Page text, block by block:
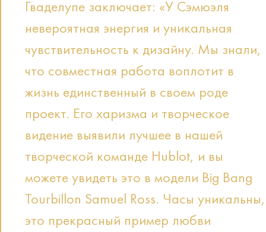
Гваделупе заключает: «У Сэмюэля
невероятная энергия и уникальная
чувствительность к дизайну. Мы знали,
что совместная работа воплотит в
жизнь единственный в своем роде
проект. Его харизма и творческое
видение выявили лучшее в нашей
творческой команде Hublot, и вы
можете увидеть это в модели Big Bang
Tourbillon Samuel Ross. Часы уникальны,
это прекрасный пример любви